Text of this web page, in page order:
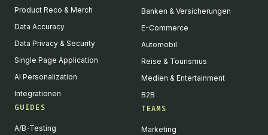
Product Reco & Merch
Data Accuracy
Data Privacy & Security
Single Page Application
AI Personalization
Integrationen
GUIDES
A/B-Testing
Banken & Versicherungen
E-Commerce
Automobil
Reise & Tourismus
Medien & Entertainment
B2B
TEAMS
Marketing